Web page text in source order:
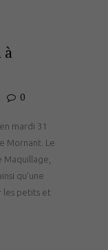
à
0
mardi 31
Mornant. Le
Maquillage,
qu’une
les petits et